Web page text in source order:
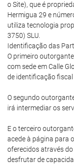
o Site), que é
Hermigua 29 e
utiliza tecnologia
3750) SLU.
Identificação das
O primeiro
com sede em Calle
de identificação
O segundo
irá intermediar os
E o terceiro
acede à página para
oferecidos através do
desfrutar de